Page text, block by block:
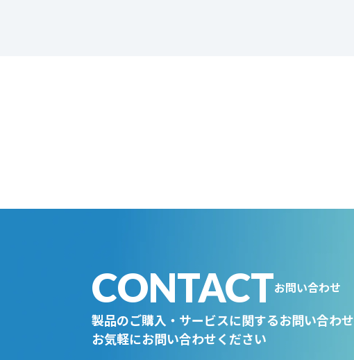
CONTACTお問い合わせ
製品のご購入・サービスに関するお問い合わせ
お気軽にお問い合わせください